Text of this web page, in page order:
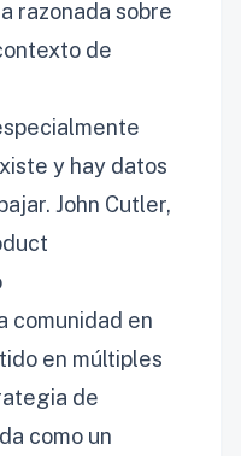
razonada sobre
de
y hay datos
John Cutler,
comunidad en
en múltiples
de
como un